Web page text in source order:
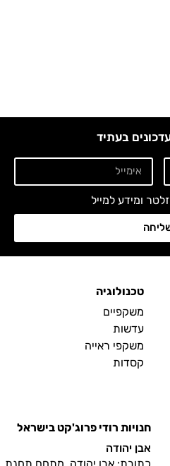
בעתיד
ומידע למייל
טכנולוגיה
משקפיים
עדשות
משקפי ראייה
קסדות
חנויות רודי פרוג'קט בישראל
אבן יהודה